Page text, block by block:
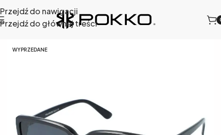
Przejdź do nawigacji
Przejdź do głównej treści
WYPRZEDANE